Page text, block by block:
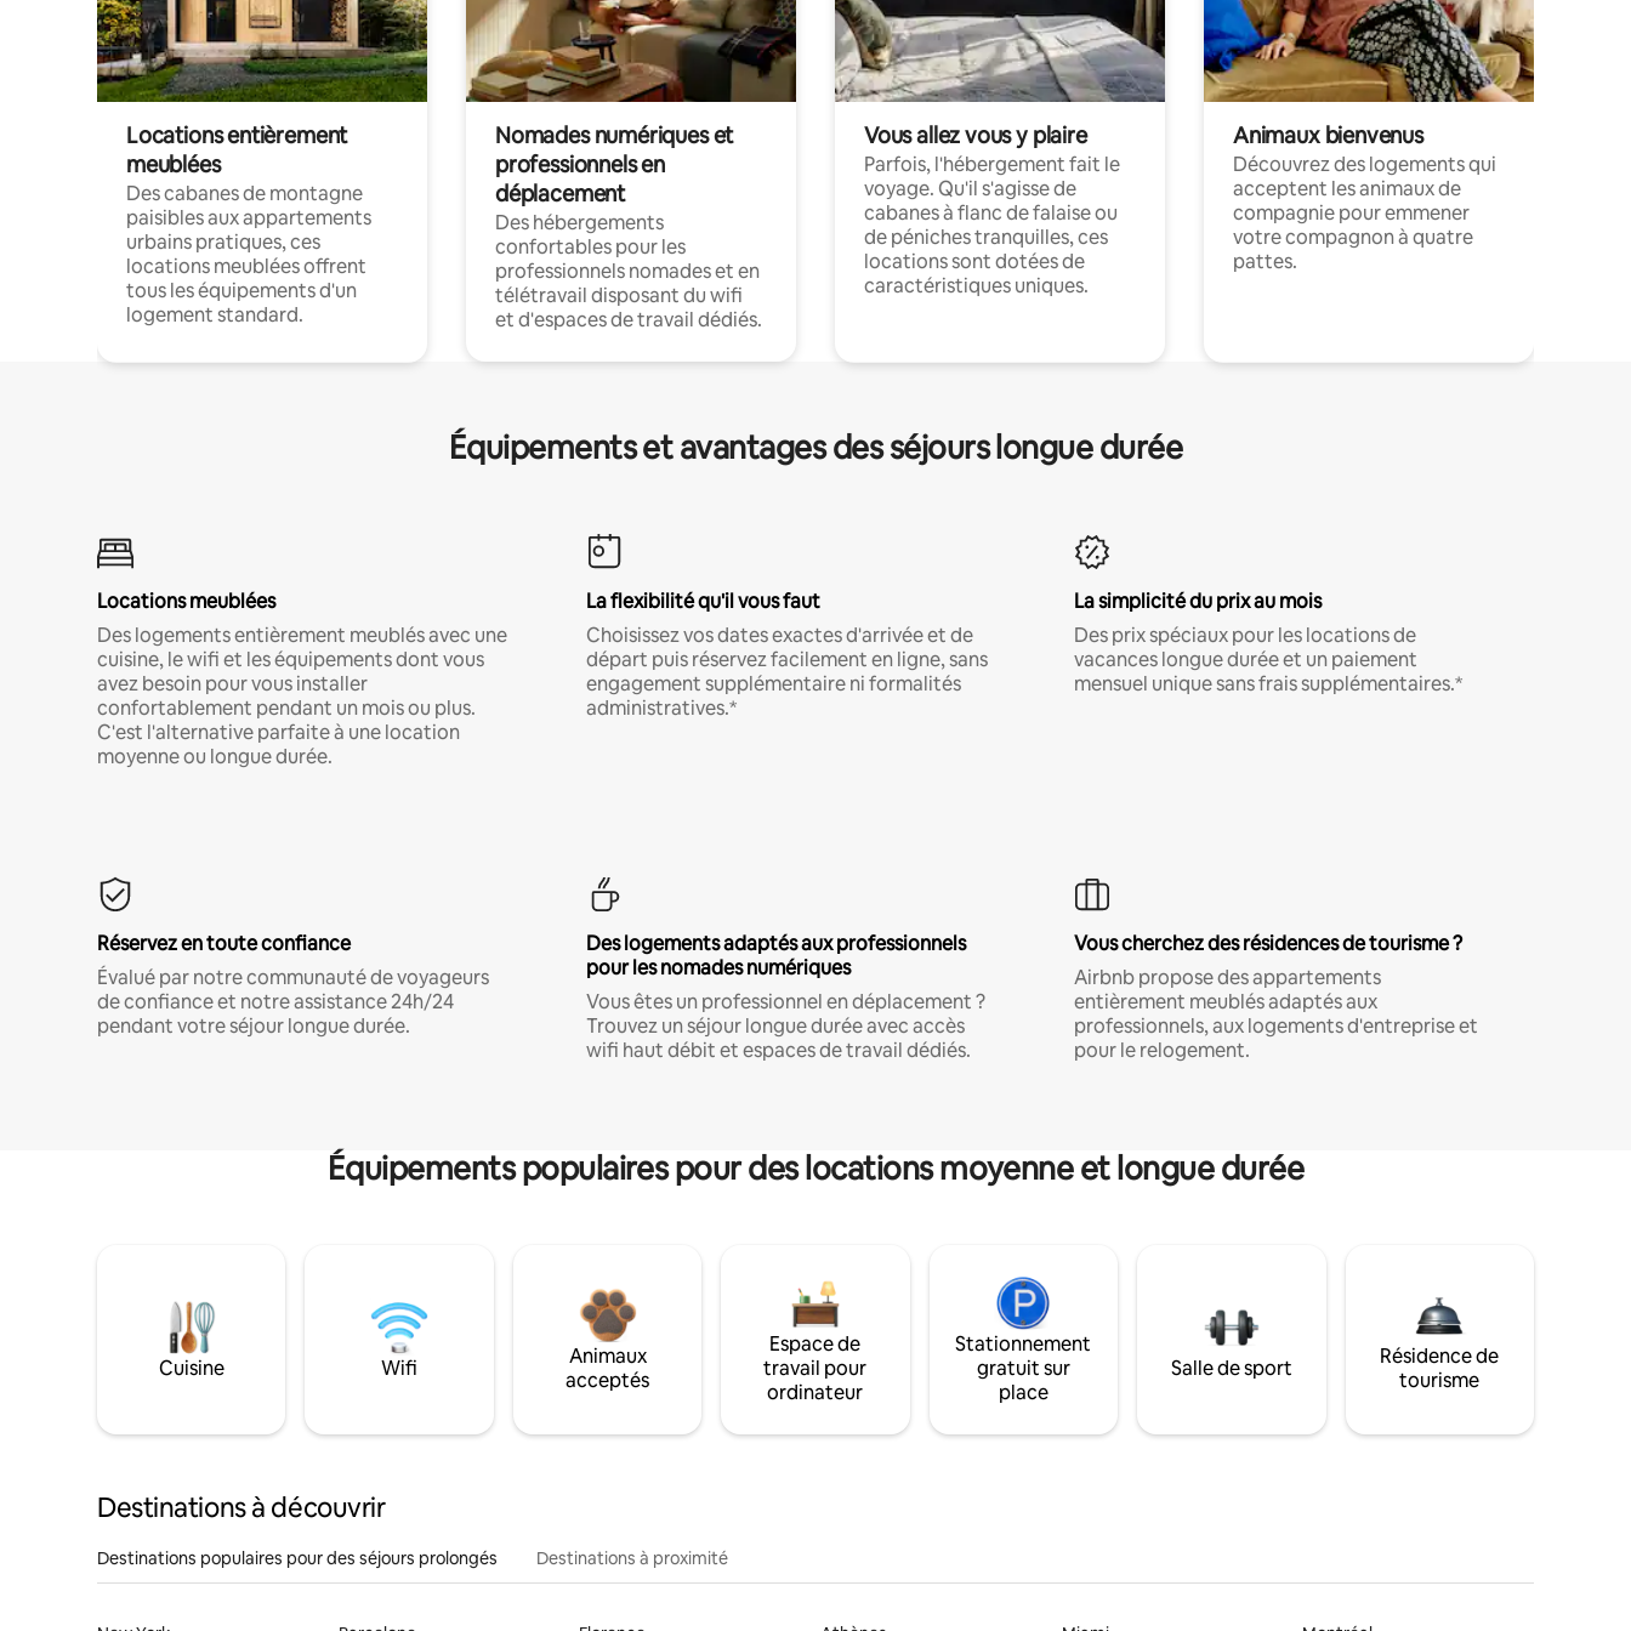
Locations entièrement
meublées
Des cabanes de montagne
paisibles aux appartements
urbains pratiques, ces
locations meublées offrent
tous les équipements d'un
logement standard.
Nomades numériques et
professionnels en
déplacement
Des hébergements
confortables pour les
professionnels nomades et en
télétravail disposant du wifi
et d'espaces de travail dédiés.
Vous allez vous y plaire
Parfois, l'hébergement fait le
voyage. Qu'il s'agisse de
cabanes à flanc de falaise ou
de péniches tranquilles, ces
locations sont dotées de
caractéristiques uniques.
Animaux bienvenus
Découvrez des logements qui
acceptent les animaux de
compagnie pour emmener
votre compagnon à quatre
pattes.
Équipements et avantages des séjours longue durée
Locations meublées
Des logements entièrement meublés avec une
cuisine, le wifi et les équipements dont vous
avez besoin pour vous installer
confortablement pendant un mois ou plus.
C'est l'alternative parfaite à une location
moyenne ou longue durée.
La flexibilité qu'il vous faut
Choisissez vos dates exactes d'arrivée et de
départ puis réservez facilement en ligne, sans
engagement supplémentaire ni formalités
administratives.*
La simplicité du prix au mois
Des prix spéciaux pour les locations de
vacances longue durée et un paiement
mensuel unique sans frais supplémentaires.*
Réservez en toute confiance
Évalué par notre communauté de voyageurs
de confiance et notre assistance 24h/24
pendant votre séjour longue durée.
Des logements adaptés aux professionnels
pour les nomades numériques
Vous êtes un professionnel en déplacement ?
Trouvez un séjour longue durée avec accès
wifi haut débit et espaces de travail dédiés.
Vous cherchez des résidences de tourisme ?
Airbnb propose des appartements
entièrement meublés adaptés aux
professionnels, aux logements d'entreprise et
pour le relogement.
Équipements populaires pour des locations moyenne et longue durée
Cuisine Wifi
Animaux
acceptés
Espace de
travail pour
ordinateur
Stationnement
gratuit sur
place
Salle de sport
Résidence de
tourisme
Destinations à découvrir
Destinations populaires pour des séjours prolongés Destinations à proximité